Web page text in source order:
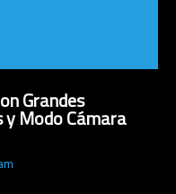
Grandes
Modo Cámara